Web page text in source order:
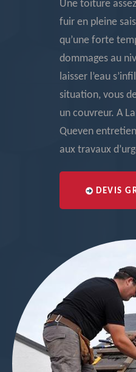
Une toiture
fuir en pleine
qu’une forte
dommages au
laisser l’eau
situation, vous
un couvreur. A
Queven
aux travaux
DEVIS